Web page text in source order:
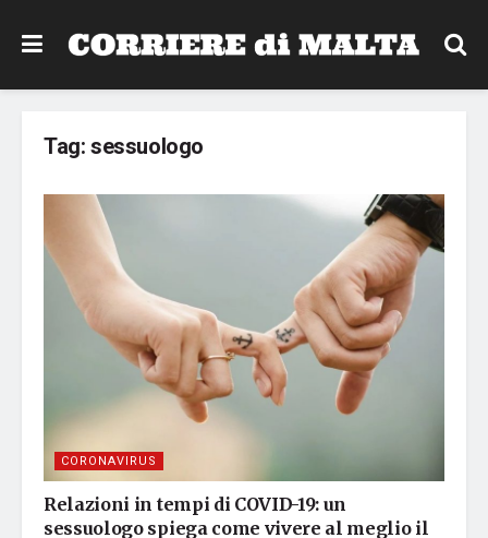
Tag:sessuologo
CORONAVIRUS
Relazioni in tempi di COVID-19: un
sessuologo spiega come vivere al meglio il